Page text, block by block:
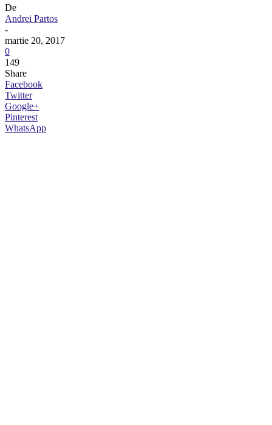
De
Andrei Partos
-
martie 20, 2017
0
149
Share
Facebook
Twitter
Google+
Pinterest
WhatsApp